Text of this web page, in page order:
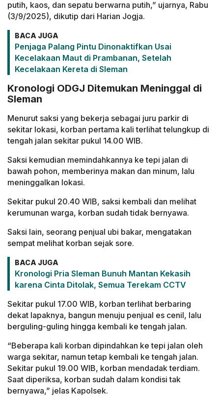
putih, kaos, dan sepatu berwarna putih,” ujarnya, Rabu
(3/9/2025), dikutip dari Harian Jogja.
BACA JUGA
Penjaga Palang Pintu Dinonaktifkan Usai
Kecelakaan Maut di Prambanan, Setelah
Kecelakaan Kereta di Sleman
Kronologi ODGJ Ditemukan Meninggal di
Sleman
Menurut saksi yang bekerja sebagai juru parkir di
sekitar lokasi, korban pertama kali terlihat telungkup di
tengah jalan sekitar pukul 14.00 WIB.
Saksi kemudian memindahkannya ke tepi jalan di
bawah pohon, memberinya makan dan minum, lalu
meninggalkan lokasi.
Sekitar pukul 20.40 WIB, saksi kembali dan melihat
kerumunan warga, korban sudah tidak bernyawa.
Saksi lain, seorang penjual ubi bakar, mengatakan
sempat melihat korban sejak sore.
BACA JUGA
Kronologi Pria Sleman Bunuh Mantan Kekasih
karena Cinta Ditolak, Semua Terekam CCTV
Sekitar pukul 17.00 WIB, korban terlihat berbaring
dekat lapaknya, bangun menuju penjual es cenil, lalu
berguling-guling hingga kembali ke tengah jalan.
“Beberapa kali korban dipindahkan ke tepi jalan oleh
warga sekitar, namun tetap kembali ke tengah jalan.
Sekitar pukul 19.00 WIB, korban mendadak terdiam.
Saat diperiksa, korban sudah dalam kondisi tak
bernyawa,” jelas Kapolsek.